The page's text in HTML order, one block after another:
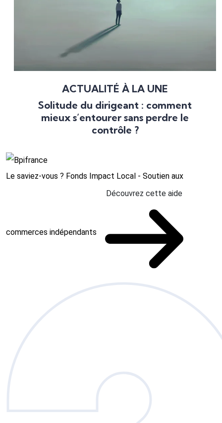
ACTUALITÉ À LA UNE
Solitude du dirigeant : comment
mieux s’entourer sans perdre le
contrôle ?
Le saviez-vous ? Fonds Impact Local - Soutien aux
commerces indépendants
Découvrez cette aide